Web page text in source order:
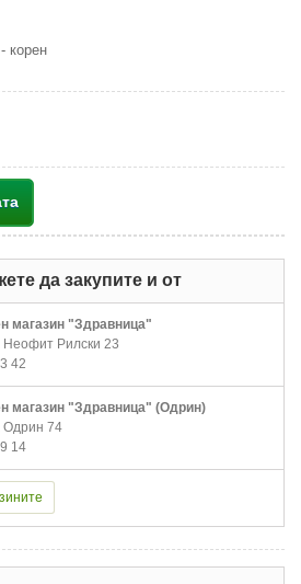
корен
да закупите и от
магазин "Здравница"
Неофит Рилски 23
42
магазин "Здравница" (Одрин)
Одрин 74
14